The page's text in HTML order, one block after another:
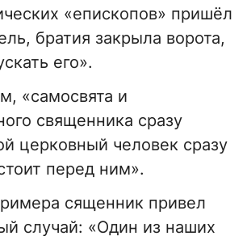
«епископов» пришёл
братия закрыла ворота,
его».
«самосвята и
священника сразу
церковный человек сразу
перед ним».
сященник привел
случай: «Один из наших